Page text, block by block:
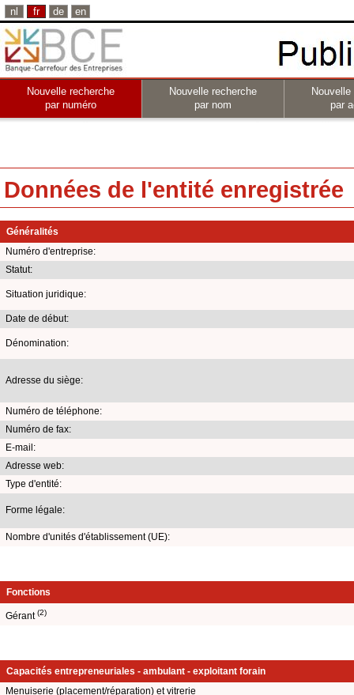
nl fr de en
Nouvelle recherche
par numéro
Nouvelle recherche
par nom
par
Données de l'entité enregistrée
Généralités
Numéro d'entreprise:
Statut:
Situation juridique:
Date de début:
Dénomination:
Adresse du siège:
Numéro de téléphone:
Numéro de fax:
E-mail:
Adresse web:
Type d'entité:
Forme légale:
Nombre d'unités d'établissement (UE):
Fonctions
Gérant(2)
Capacités entrepreneuriales - ambulant - exploitant forain
Menuiserie (placement/réparation) et vitrerie